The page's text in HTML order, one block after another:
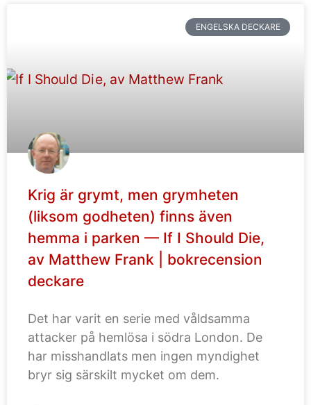
ENGELSKA DECKARE
Krig är grymt, men grymheten
(liksom godheten) finns även
hemma i parken — If I Should Die,
av Matthew Frank | bokrecension
deckare
Det har varit en serie med våldsamma
attacker på hemlösa i södra London. De
har misshandlats men ingen myndighet
bryr sig särskilt mycket om dem.